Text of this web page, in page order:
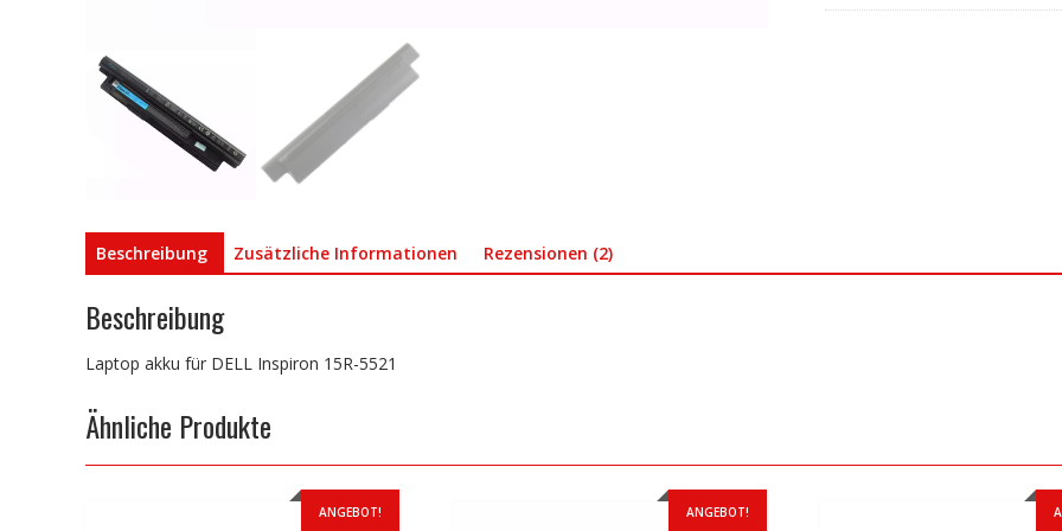
Beschreibung Zusätzliche Informationen Rezensionen (2)
Beschreibung
Laptop akku für DELL Inspiron 15R-5521
Ähnliche Produkte
ANGEBOT! ANGEBOT!